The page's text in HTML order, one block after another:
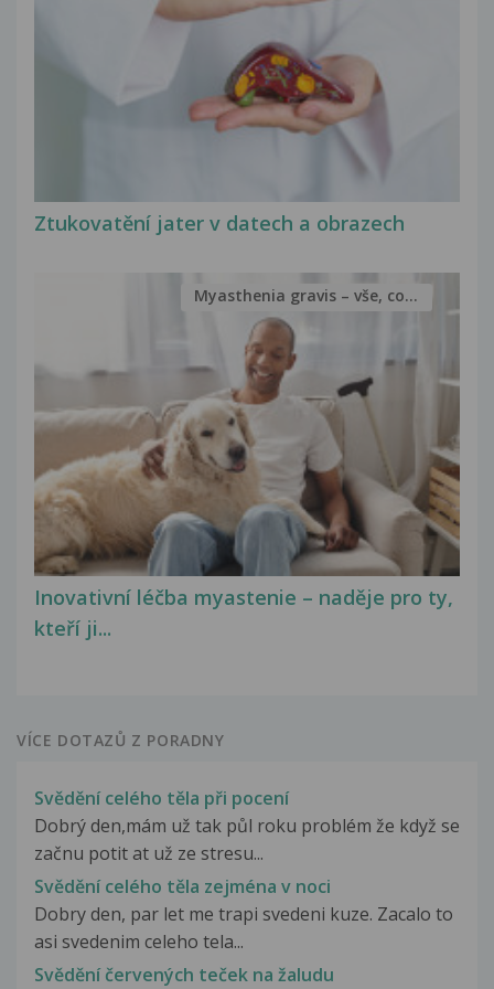
Ztukovatění jater v datech a obrazech
Inovativní léčba myastenie – naděje pro ty,
kteří ji...
Myasthenia gravis – vše, co...
VÍCE DOTAZŮ Z PORADNY
Svědění celého těla při pocení
Dobrý den,mám už tak půl roku problém že když se
začnu potit at už ze stresu...
Svědění celého těla zejména v noci
Dobry den, par let me trapi svedeni kuze. Zacalo to
asi svedenim celeho tela...
Svědění červených teček na žaludu